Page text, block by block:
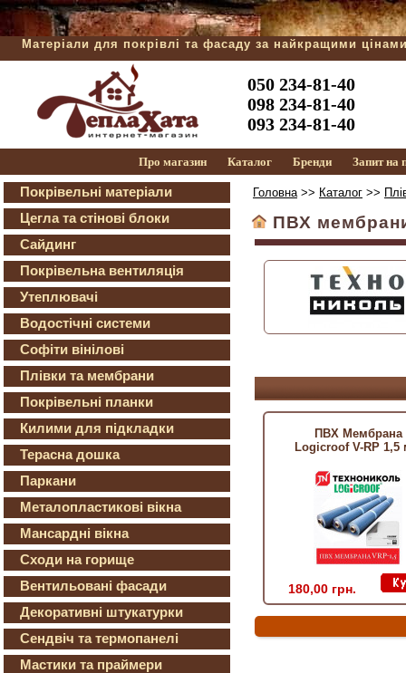
Матеріали для покрівлі та фасаду за найкращими
050 234-81-40
098 234-81-40
093 234-81-40
Про магазин Каталог Бренди Запит на
Покрівельні матеріали
Цегла та стінові блоки
Сайдинг
Покрівельна вентиляція
Утеплювачі
Водостічні системи
Софіти вінілові
Плівки та мембрани
Покрівельні планки
Килими для підкладки
Терасна дошка
Паркани
Металопластикові вікна
Мансардні вікна
Сходи на горище
Вентильовані фасади
Декоративні штукатурки
Сендвіч та термопанелі
Мастики та праймери
Головна>> Каталог >>
ПВХ
ПВХ Мембрана
Logicroof V-RP 1,5
180,00 грн.